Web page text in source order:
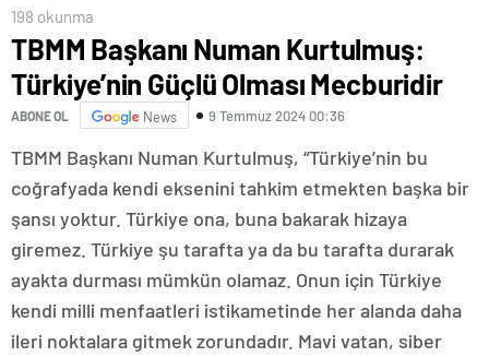
198 okunma
TBMM Başkanı Numan Kurtulmuş:
Türkiye’nin Güçlü Olması Mecburidir
ABONE OL News 9 Temmuz 2024 00:36
TBMM Başkanı Numan Kurtulmuş, “Türkiye’nin bu
coğrafyada kendi eksenini tahkim etmekten başka bir
şansı yoktur. Türkiye ona, buna bakarak hizaya
giremez. Türkiye şu tarafta ya da bu tarafta durarak
ayakta durması mümkün olamaz. Onun için Türkiye
kendi milli menfaatleri istikametinde her alanda daha
ileri noktalara gitmek zorundadır. Mavi vatan, siber